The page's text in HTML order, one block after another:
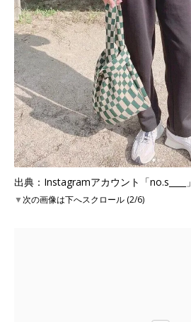
出典：Instagramアカウント「no.s____」
▼次の画像は下へスクロール (2/6)